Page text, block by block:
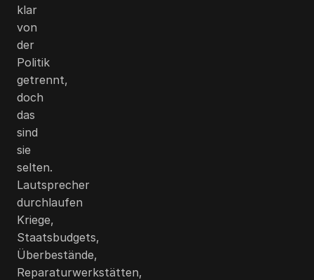
klar
von
der
Politik
getrennt,
doch
das
sind
sie
selten.
Lautsprecher
durchlaufen
Kriege,
Staatsbudgets,
Überbestände,
Reparaturwerkstätten,